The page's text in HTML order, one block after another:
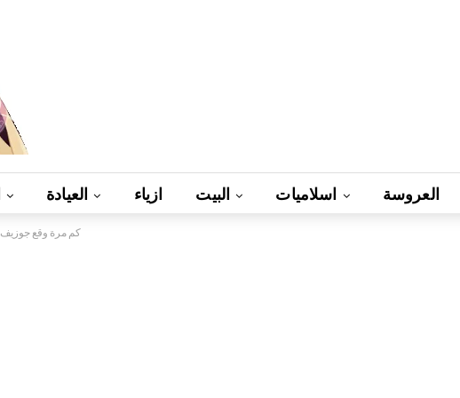
العيادة ازياء البيت اسلاميات العروسة
كم مرة وقع